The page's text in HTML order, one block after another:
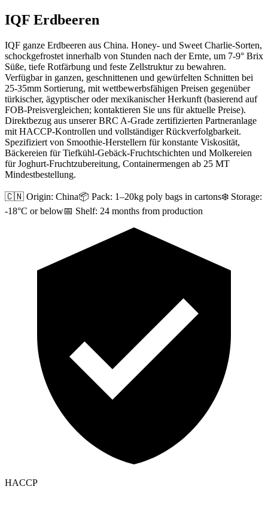
IQF Erdbeeren
IQF ganze Erdbeeren aus China. Honey- und Sweet Charlie-Sorten,
schockgefrostet innerhalb von Stunden nach der Ernte, um 7-9° Brix
Süße, tiefe Rotfärbung und feste Zellstruktur zu bewahren.
Verfügbar in ganzen, geschnittenen und gewürfelten Schnitten bei
25-35mm Sortierung, mit wettbewerbsfähigen Preisen gegenüber
türkischer, ägyptischer oder mexikanischer Herkunft (basierend auf
FOB-Preisvergleichen; kontaktieren Sie uns für aktuelle Preise).
Direktbezug aus unserer BRC A-Grade zertifizierten Partneranlage
mit HACCP-Kontrollen und vollständiger Rückverfolgbarkeit.
Spezifiziert von Smoothie-Herstellern für konstante Viskosität,
Bäckereien für Tiefkühl-Gebäck-Fruchtschichten und Molkereien
für Joghurt-Fruchtzubereitung, Containermengen ab 25 MT
Mindestbestellung.
🇨🇳 Origin: China📦 Pack: 1–20kg poly bags in cartons❄️ Storage:
-18°C or below📅 Shelf: 24 months from production
HACCP